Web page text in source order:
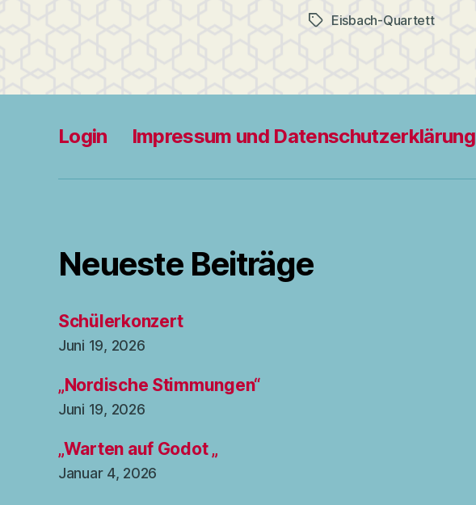
Schlagwörter
Eisbach-Quartett
Login Impressum und Datenschutzerklärung
Neueste Beiträge
Schülerkonzert
Juni 19, 2026
„Nordische Stimmungen“
Juni 19, 2026
„Warten auf Godot „
Januar 4, 2026